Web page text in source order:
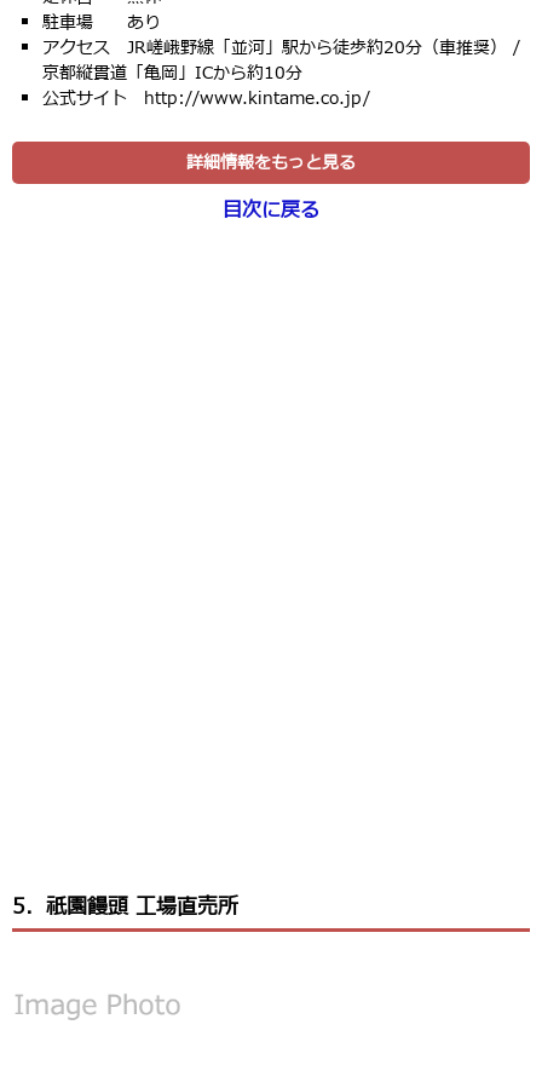
駐車場 あり
アクセス JR嵯峨野線「並河」駅から徒歩約20分（車推奨） /
京都縦貫道「亀岡」ICから約10分
公式サイト http://www.kintame.co.jp/
詳細情報をもっと見る
目次に戻る
5．祇園饅頭 工場直売所